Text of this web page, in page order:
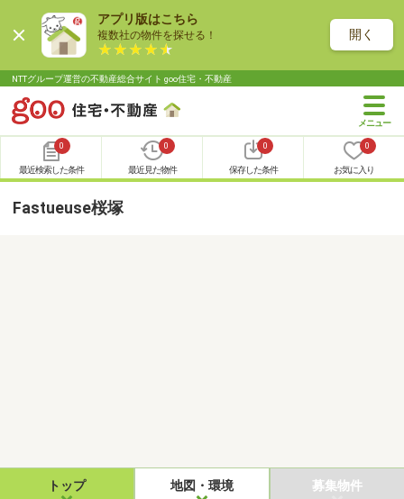
アプリ版はこちら
複数社の物件を探せる！ 開く
NTTグループ運営の不動産総合サイト goo住宅・不動産
0
最近検索した条件
0
最近見た物件
0
保存した条件
0
お気に入り
Fastueuse桜塚
トップ 地図・環境 募集物件